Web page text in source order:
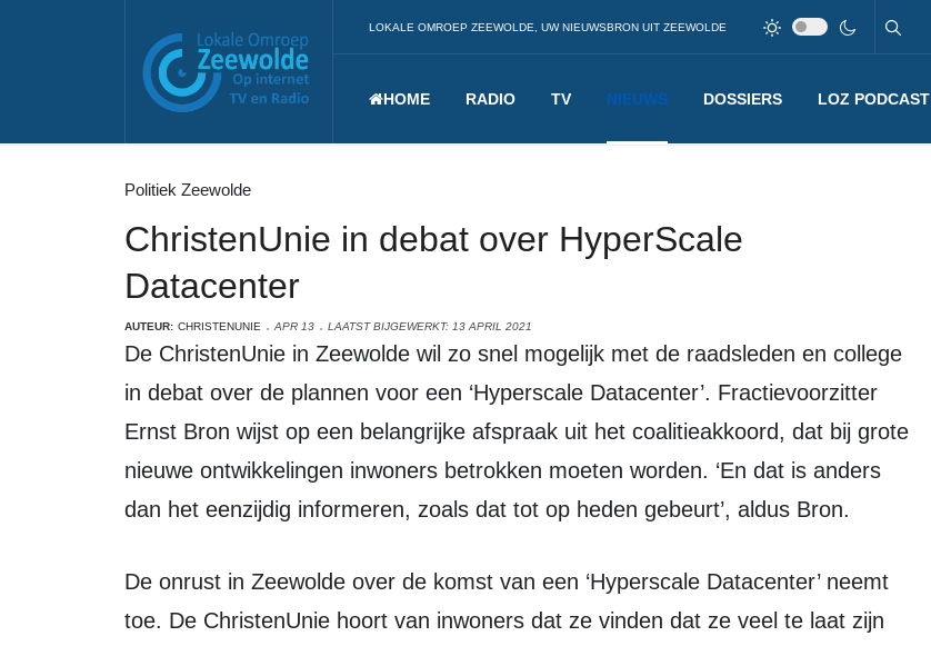
LOKALE OMROEP ZEEWOLDE, UW NIEUWSBRON UIT ZEEWOLDE
HOME RADIO TV NIEUWS DOSSIERS LOZ PODCAST
Politiek Zeewolde
ChristenUnie in debat over HyperScale
Datacenter
AUTEUR: CHRISTENUNIE APR 13 LAATST BIJGEWERKT: 13 APRIL 2021
De ChristenUnie in Zeewolde wil zo snel mogelijk met de raadsleden en college
in debat over de plannen voor een ‘Hyperscale Datacenter’. Fractievoorzitter
Ernst Bron wijst op een belangrijke afspraak uit het coalitieakkoord, dat bij grote
nieuwe ontwikkelingen inwoners betrokken moeten worden. ‘En dat is anders
dan het eenzijdig informeren, zoals dat tot op heden gebeurt’, aldus Bron.
De onrust in Zeewolde over de komst van een ‘Hyperscale Datacenter’ neemt
toe. De ChristenUnie hoort van inwoners dat ze vinden dat ze veel te laat zijn